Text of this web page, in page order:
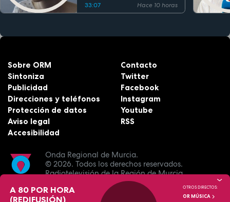
33:07
Hace 10 horas
Onda Regional de Murcia.
© 2026. Todos los derechos reservados.
Radiotelevisión de la Región de Murcia.
Sobre ORM
Sintoniza
Publicidad
Direcciones y teléfonos
Protección de datos
Aviso legal
Accesibilidad
Contacto
Twitter
Facebook
Instagram
Youtube
RSS
A 80 POR HORA
(REDIFUSIÓN)
OTROS DIRECTOS:
OR MÚSICA